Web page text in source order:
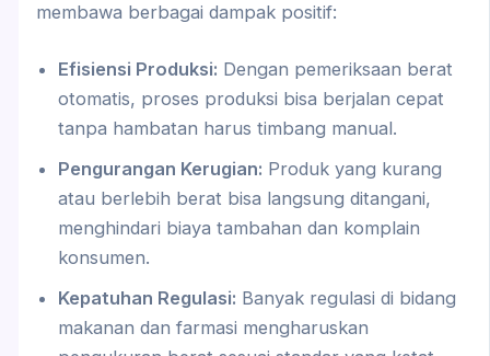
membawa berbagai dampak positif:
Efisiensi Produksi: Dengan pemeriksaan berat
otomatis, proses produksi bisa berjalan cepat
tanpa hambatan harus timbang manual.
Pengurangan Kerugian: Produk yang kurang
atau berlebih berat bisa langsung ditangani,
menghindari biaya tambahan dan komplain
konsumen.
Kepatuhan Regulasi: Banyak regulasi di bidang
makanan dan farmasi mengharuskan